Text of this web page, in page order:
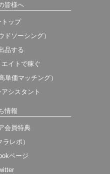
皆様へ
トップ
ドソーシング）
品する
イトで稼ぐ
単価マッチング）
シスタント
情報
会員特典
レポ）
ページ